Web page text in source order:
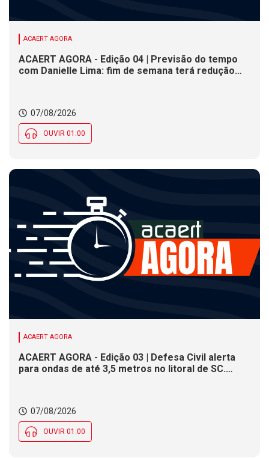
ACAERT AGORA
ACAERT AGORA - Edição 04 | Previsão do tempo
com Danielle Lima: fim de semana terá redução
07/08/2026
OUVIR 01:00
ACAERT AGORA
ACAERT AGORA - Edição 03 | Defesa Civil alerta
para ondas de até 3,5 metros no litoral de SC.
07/08/2026
OUVIR 01:00